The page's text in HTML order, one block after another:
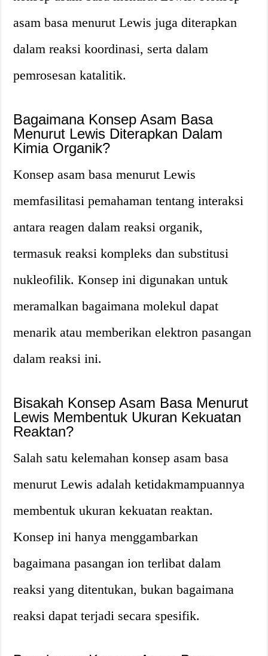
asam basa menurut Lewis juga diterapkan
dalam reaksi koordinasi, serta dalam
pemrosesan katalitik.
Bagaimana Konsep Asam Basa
Menurut Lewis Diterapkan Dalam
Kimia Organik?
Konsep asam basa menurut Lewis
memfasilitasi pemahaman tentang interaksi
antara reagen dalam reaksi organik,
termasuk reaksi kompleks dan substitusi
nukleofilik. Konsep ini digunakan untuk
meramalkan bagaimana molekul dapat
menarik atau memberikan elektron pasangan
dalam reaksi ini.
Bisakah Konsep Asam Basa Menurut
Lewis Membentuk Ukuran Kekuatan
Reaktan?
Salah satu kelemahan konsep asam basa
menurut Lewis adalah ketidakmampuannya
membentuk ukuran kekuatan reaktan.
Konsep ini hanya menggambarkan
bagaimana pasangan ion terlibat dalam
reaksi yang ditentukan, bukan bagaimana
reaksi dapat terjadi secara spesifik.